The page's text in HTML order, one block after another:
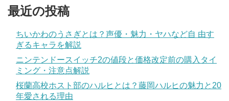
最近の投稿
ちいかわのうさぎとは？声優・魅力・ヤハなど自 由す
ぎるキャラを解説
ニンテンドースイッチ2の値段と価格改定前の購入タイ
ミング・注意点解説
桜蘭高校ホスト部のハルヒとは？藤岡ハルヒの魅力と20
年愛される理由